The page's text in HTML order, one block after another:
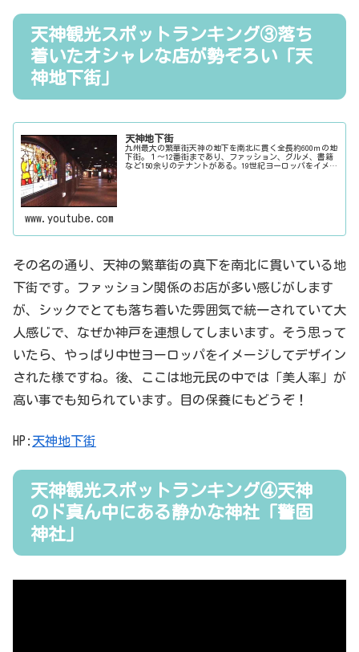
天神観光スポットランキング③落ち
着いたオシャレな店が勢ぞろい「天
神地下街」
天神地下街
九州最大の繁華街天神の地下を南北に貫く全長約600ｍの地
下街。１～12番街まであり、ファッション、グルメ、書籍
など150余りのテナントがある。19世紀ヨーロッパをイメー
www.youtube.com
その名の通り、天神の繁華街の真下を南北に貫いている地
下街です。ファッション関係のお店が多い感じがします
が、シックでとても落ち着いた雰囲気で統一されていて大
人感じで、なぜか神戸を連想してしまいます。そう思って
いたら、やっぱり中世ヨーロッパをイメージしてデザイン
された様ですね。後、ここは地元民の中では「美人率」が
高い事でも知られています。目の保養にもどうぞ！
HP: 天神地下街
天神観光スポットランキング④天神
のド真ん中にある静かな神社「警固
神社」